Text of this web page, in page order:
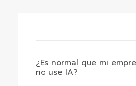
¿Es normal que mi
no use IA?